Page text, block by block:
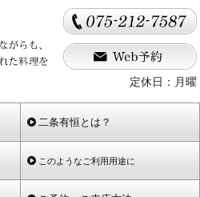
定休日：月曜
二条有恒とは？
このようなご利用用途に